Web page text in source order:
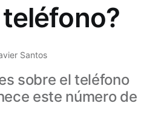
Santos
sobre el teléfono
este número de